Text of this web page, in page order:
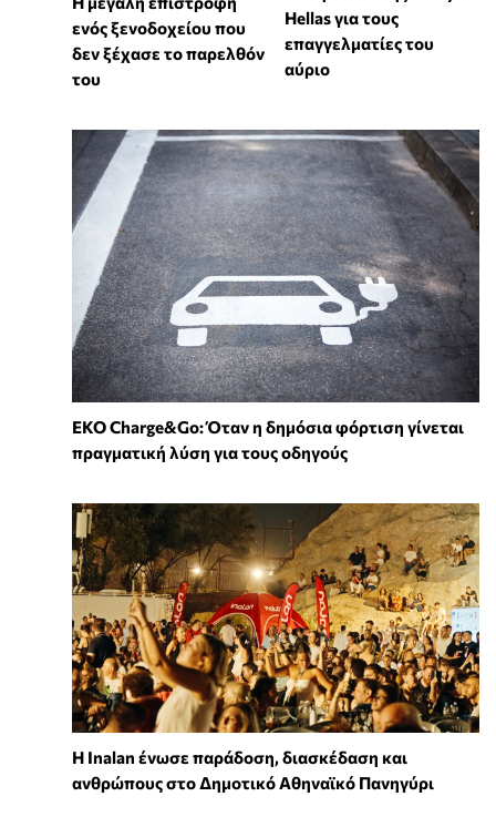
ενός ξενοδοχείου που
δεν ξέχασε το παρελθόν
του
Hellas για τους
επαγγελματίες του
αύριο
EKO Charge&Go: Όταν η δημόσια φόρτιση γίνεται
πραγματική λύση για τους οδηγούς
Η Inalan ένωσε παράδοση, διασκέδαση και
ανθρώπους στο Δημοτικό Αθηναϊκό Πανηγύρι